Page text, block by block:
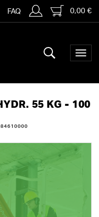
FAQ 0,00 €
55 KG - 100